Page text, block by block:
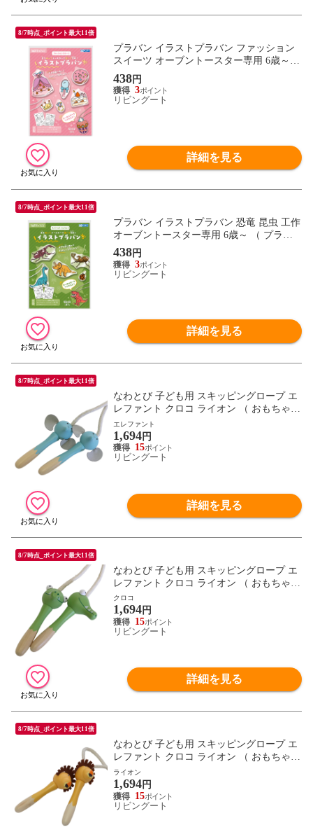
8/7時点_ポイント最大11倍
プラバン イラストプラバン ファッション
スイーツ オーブントースター専用 6歳～
（ プラ板 クリア おもちゃ キット 工作 手
作り 子ども キッズ 日本製 プラ版 知育玩
具 キーホルダー ストラップ チェーン付き
438円
3
リビングート
詳細を見る
8/7時点_ポイント最大11倍
プラバン イラストプラバン 恐竜 昆虫 工作
オーブントースター専用 6歳～ （ プラ板
クリア きょうりゅう 虫 おもちゃ キット
手作り 子ども キッズ 日本製 プラ版 知育
玩具 キーホルダー ストラップ チェーン付
438円
3
リビングート
詳細を見る
8/7時点_ポイント最大11倍
なわとび 子ども用 スキッピングロープ エ
レファント クロコ ライオン （ おもちゃ A
dnil LAND 子供用 縄跳び ロープなわとび
木製 玩具 運動 子供 キッズ 幼児 男の子 女
の子 外遊び 保育園 幼稚園 綿ロープ ）
【エレファント】
エレファント
1,694円
15
リビングート
詳細を見る
8/7時点_ポイント最大11倍
なわとび 子ども用 スキッピングロープ エ
レファント クロコ ライオン （ おもちゃ A
dnil LAND 子供用 縄跳び ロープなわとび
木製 玩具 運動 子供 キッズ 幼児 男の子 女
の子 外遊び 保育園 幼稚園 綿ロープ ）
【クロコ】
クロコ
1,694円
15
リビングート
詳細を見る
8/7時点_ポイント最大11倍
なわとび 子ども用 スキッピングロープ エ
レファント クロコ ライオン （ おもちゃ A
dnil LAND 子供用 縄跳び ロープなわとび
木製 玩具 運動 子供 キッズ 幼児 男の子 女
の子 外遊び 保育園 幼稚園 綿ロープ ）
【ライオン】
ライオン
1,694円
15
リビングート